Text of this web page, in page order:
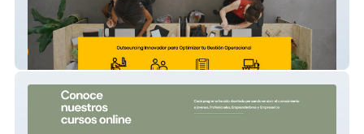
Nexxolog – Website para Gestión de
Logística Corporativa